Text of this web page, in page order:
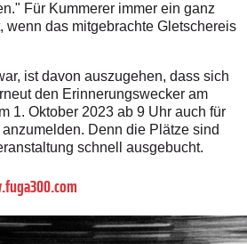
Für Kummerer immer ein ganz
wenn das mitgebrachte Gletschereis
ist davon auszugehen, dass sich
den Erinnerungswecker am
1. Oktober 2023 ab 9 Uhr auch für
Denn die Plätze sind
schnell ausgebucht.